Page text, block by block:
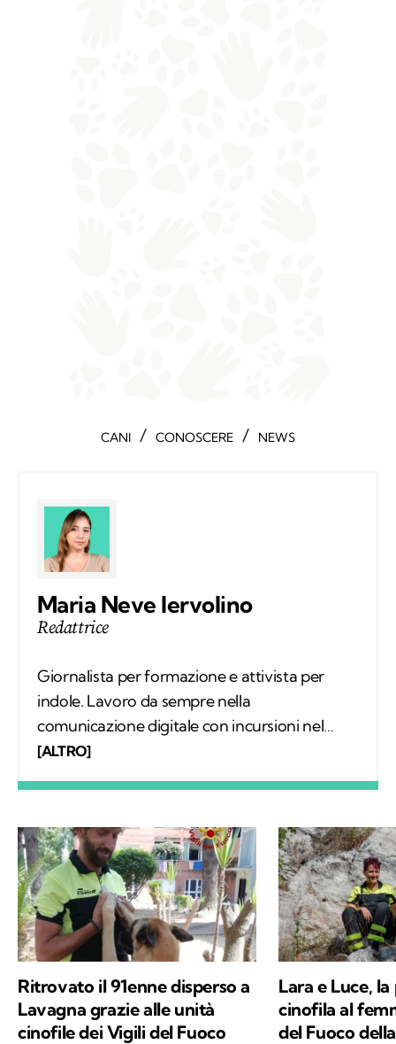
CANI / CONOSCERE / NEWS
Maria Neve Iervolino
Redattrice
Giornalista per formazione e attivista per
indole. Lavoro da sempre nella
comunicazione digitale con incursioni nel
mondo della carta stampata, dove mi sono
all’aria aperta, e appena posso mi cimento in
percorsi di trekking nella natura. Nella filosofia
di Kodami ho ritrovato i miei valori e un
approccio consapevole ma agile ai problemi
del mondo.
[ALTRO]
Ritrovato il 91enne disperso a
Lavagna grazie alle unità
cinofile dei Vigili del Fuoco
Lara e Luce,
cinofila al
del Fuoco